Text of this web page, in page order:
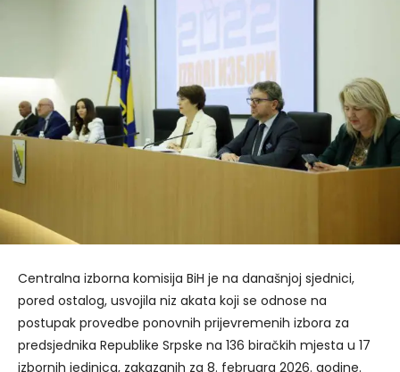
Centralna izborna komisija BiH je na današnjoj sjednici,
pored ostalog, usvojila niz akata koji se odnose na
postupak provedbe ponovnih prijevremenih izbora za
predsjednika Republike Srpske na 136 biračkih mjesta u 17
izbornih jedinica, zakazanih za 8. februara 2026. godine.